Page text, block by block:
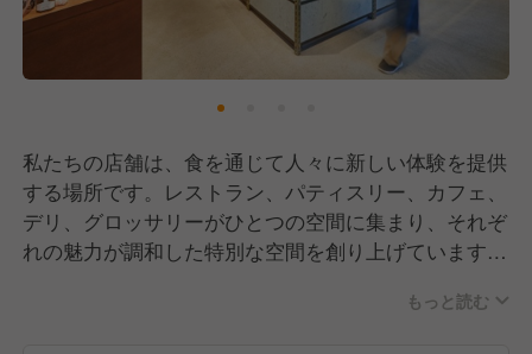
私たちの店舗は、食を通じて人々に新しい体験を提供
する場所です。レストラン、パティスリー、カフェ、
デリ、グロッサリーがひとつの空間に集まり、それぞ
れの魅力が調和した特別な空間を創り上げています。
味わう」。食を通じてお客様に感動を与え、心温まる
もっと読む